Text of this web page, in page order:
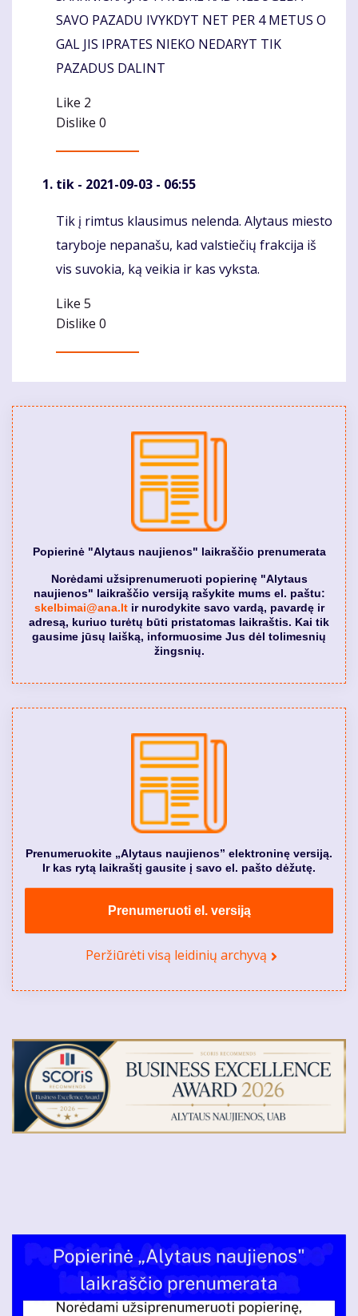
SAVO PAZADU IVYKDYT NET PER 4 METUS O
GAL JIS IPRATES NIEKO NEDARYT TIK
PAZADUS DALINT
Like 2
Dislike 0
tik - 2021-09-03 - 06:55
Komentaras
Tik į rimtus klausimus nelenda. Alytaus miesto
taryboje nepanašu, kad valstiečių frakcija iš
vis suvokia, ką veikia ir kas vyksta.
Like 5
Dislike 0
Popierinė "Alytaus naujienos" laikraščio prenumerata
Norėdami užsiprenumeruoti popierinę "Alytaus
naujienos" laikraščio versiją rašykite mums el. paštu:
skelbimai@ana.ltir nurodykite savo vardą, pavardę ir
adresą, kuriuo turėtų būti pristatomas laikraštis. Kai tik
gausime jūsų laišką, informuosime Jus dėl tolimesnių
žingsnių.
Prenumeruokite „Alytaus naujienos” elektroninę versiją.
Ir kas rytą laikraštį gausite į savo el. pašto dėžutę.
Prenumeruoti el. versiją
Peržiūrėti visą leidinių archyvą